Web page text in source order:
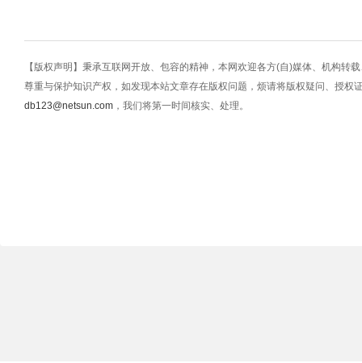
【版权声明】秉承互联网开放、包容的精神，本网欢迎各方(自)媒体、机构转
尊重与保护知识产权，如发现本站文章存在版权问题，烦请将版权疑问、授权
db123@netsun.com ，我们将第一时间核实、处理。